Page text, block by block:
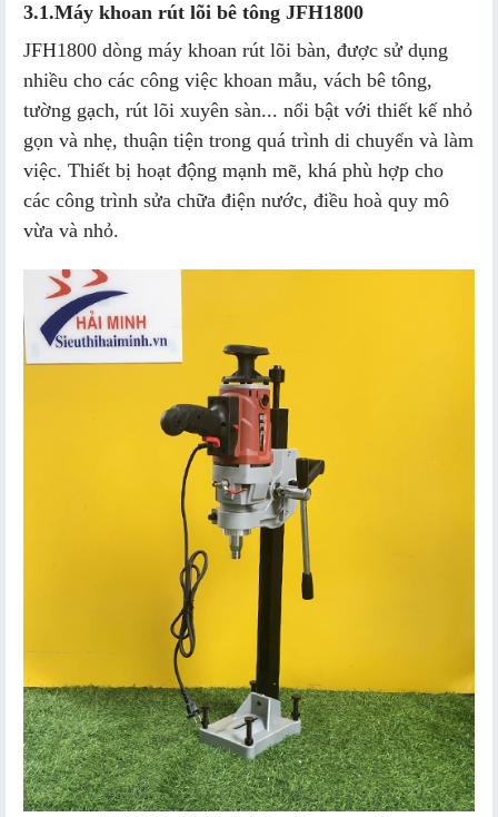
3.1.Máy khoan rút lõi bê tông JFH18​00
JFH18​00 dòng máy khoan rút lõi bàn, được sử dụng
nhiều cho các công việc khoan mẫu, vách bê tông,
tường gạch, rút lõi xuyên sàn... nổi bật với thiết kế nhỏ
gọn và nhẹ, thuận tiện trong quá trình di chuyển và làm
việc. Thiết bị hoạt động mạnh mẽ, khá phù hợp cho
các công trình sửa chữa điện nước, điều hoà quy mô
vừa và nhỏ.